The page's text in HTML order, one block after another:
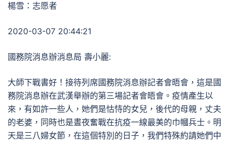
楊雪：志愿者
2020-03-07 20:44:21
國務院消息辦消息局 壽小麗:
大師下戰書好！接待列席國務院消息辦記者會晤會，這是國
務院消息辦在武漢舉辦的第三場記者會晤會。疫情產生以
來，有如許一些人，她們是怙恃的女兒，後代的母親，丈夫
的老婆，同時也是晝夜奮戰在抗疫一線最美的巾幗兵士。明
天是三八婦女節，在這個特別的日子，我們特殊約請她們中